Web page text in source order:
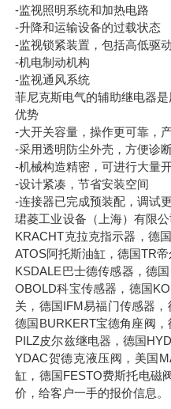
-监视照明系统和加热电路
-升降和运输设备的过载状态
-监视锁紧装置，包括高低驱动
-机电制动机构
-监视通风系统
菲尼克斯电气的辅助继电器
优势
-大开关容量，操作更可靠，
-采用透明防尘外壳，方便诊
-机械构造精密，可进行大量
-设计紧凑，节省安装空间
-连接器已完成预装配，调试
珺菱工业设备（上海）有限
KRACHT克拉克指示器，德
ATOS阿托斯油缸，德国TR
KSDALE巴士德传感器，德
OBOLD科宝传感器，德国
关，德国IFM易福门传感器
德国BURKERT宝德角座阀
PILZ皮尔兹继电器，德国
YDAC贺德克液压阀，美国
缸，德国FESTO费斯托电磁
价，给客户一手的报价信息。